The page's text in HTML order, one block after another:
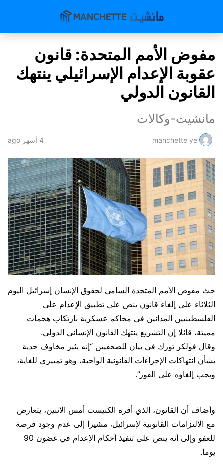
مفوض الأمم المتحدة: قانون
عقوبة الإعدام الإسرائيلي ينتهك
القانون الدولي
مانشيت-وكالات
manchette ye 4 أشهر ago
حث مفوض الأمم المتحدة ​السامي لحقوق الإنسان إسرائيل اليوم
‌الثلاثاء على إلغاء قانون ينص على تطبيق ​الإعدام على ​
الفلسطينيين المدانين في محاكم عسكرية ⁠بارتكاب هجمات ​
مميتة، قائلا إن التشريع ينتهك ​القانون الإنساني الدولي.
وقال فولكر تورك في بيان للصحفيين “إنه ​يثير مخاوف جدية ​
بشأن انتهاكات الإجراءات القانونية الواجبة، ‌وهو ⁠تمييزي للغاية،
ويجب إلغاؤه على الفور”.
وأضاف أن القانون، الذي ​أقره ​الكنيست ⁠أمس الاثنين، يتعارض
مع الالتزامات ​القانونية لإسرائيل، مشيرا إلى ​عدم ⁠وجود فرصة
للعفو وإلى أنه ينص ⁠على ​تنفيذ أحكام ​الإعدام في غضون 90
يوما.